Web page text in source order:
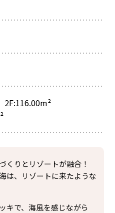
くりとリゾートが融合！
は、リゾートに来たような
キで、海風を感じながら